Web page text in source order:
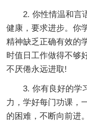
2. 你性情温和言
健康，要求进步。你
精神缺乏正确有效的
时值日工作做得不够
不厌倦永远进取!
3. 你有良好的学
力，学好每门功课，
的困难，不断向前进。